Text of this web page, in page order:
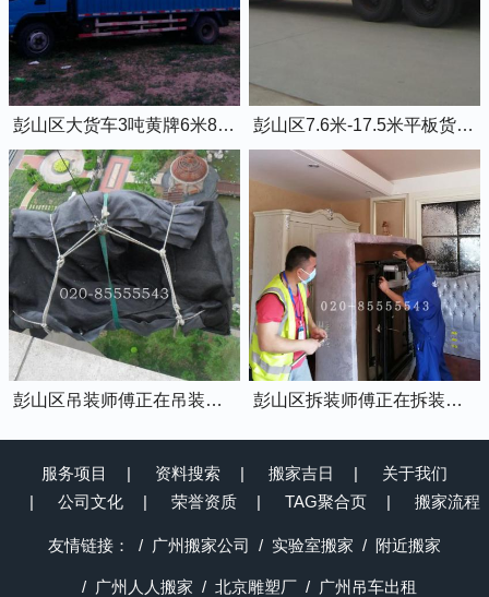
彭山区大货车3吨黄牌6米8的厢式货车 彭山区7.6米-17.5米平板货车出租
彭山区吊装师傅正在吊装物品上楼 彭山区拆装师傅正在拆装家具
服务项目 资料搜索 搬家吉日
关于我们
公司文化
荣誉资质 TAG聚合页 搬家流程
友情链接： 广州搬家公司 实验室搬家 附近搬家
广州人人搬家 北京雕塑厂 广州吊车出租